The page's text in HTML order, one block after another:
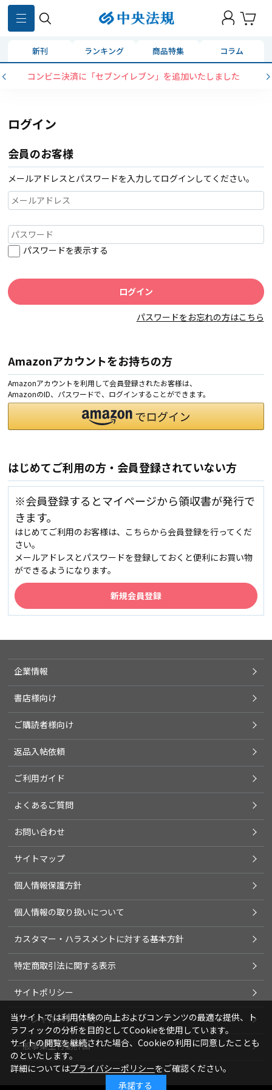
新刊 ランキング 商品特集 コラム
コンビニ決済に「セブンイレブン」を追加いたしました
ログイン
会員のお客様
メールアドレスとパスワードを入力してログインしてください。
パスワードを表示する
パスワードをお忘れの方はこちら
Amazonアカウントをお持ちの方
Amazonアカウントを利用して会員登録されたお客様は、
AmazonのID、パスワードで、ログインすることができます。
はじめてご利用の方・会員登録されていない方
※会員登録するとマイページから領収書が発行で
きます。
はじめてご利用のお客様は、こちらから会員登録を行ってくだ
さい。
メールアドレスとパスワードを登録しておくと便利にお買い物
ができるようになります。
企業情報
書店様向け
ご購読者様向け
返品入帖依頼
ご利用ガイド
よくあるご質問
お問い合わせ
サイトマップ
個人情報保護方針
個人情報の取り扱いについて
カスタマー・ハラスメントに対する基本方針
特定商取引法に関する表示
サイトポリシー
ソーシャルメディアポリシー
一般事業主行動計画
当サイトでは利用体験の向上およびコンテンツの最適な提供、ト
ラフィックの分析を目的としてCookieを使用しています。
サイトの閲覧を継続された場合、Cookieの利用に同意したことも
のといたします。
詳細についてはプライバシーポリシーをご確認ください。
承諾する